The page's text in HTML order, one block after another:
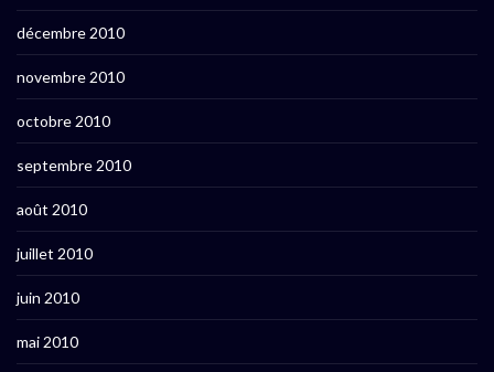
décembre 2010
novembre 2010
octobre 2010
septembre 2010
août 2010
juillet 2010
juin 2010
mai 2010